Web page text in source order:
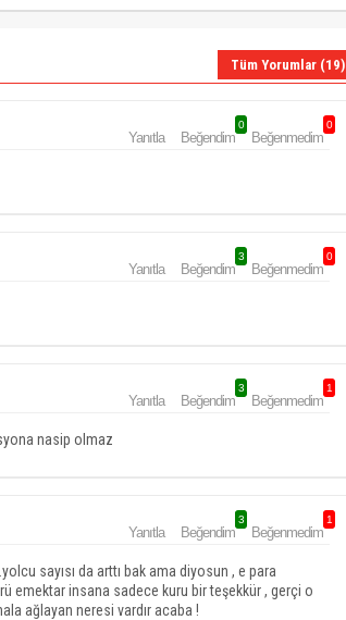
Tüm Yorumlar (19)
Yanıtla Beğendim
0
Beğenmedim
0
Yanıtla Beğendim
3
Beğenmedim
0
Yanıtla Beğendim
3
Beğenmedim
1
nasip olmaz
Yanıtla Beğendim
3
Beğenmedim
1
sayısı da arttı bak ama diyosun , e para
emektar insana sadece kuru bir teşekkür , gerçi o
ağlayan neresi vardır acaba !